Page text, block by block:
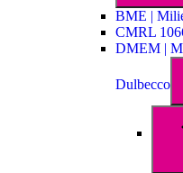
BME |
CMRL
DMEM |
Dulbecco